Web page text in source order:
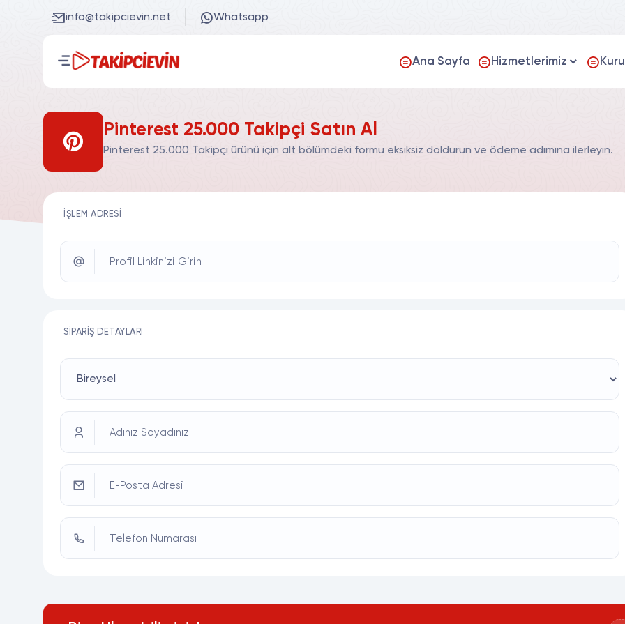
info@takipcievin.net Whatsapp
Ana Sayfa Hizmetlerimiz
Pinterest 25.000 Takipçi Satın Al
Pinterest 25.000 Takipçi ürünü için alt bölümdeki formu eksiksiz doldurun ve ödeme adımına ilerleyin.
İŞLEM ADRESI
Profil Linkinizi Girin
SIPARIŞ DETAYLARI
Adınız Soyadınız
E-Posta Adresi
Telefon Numarası